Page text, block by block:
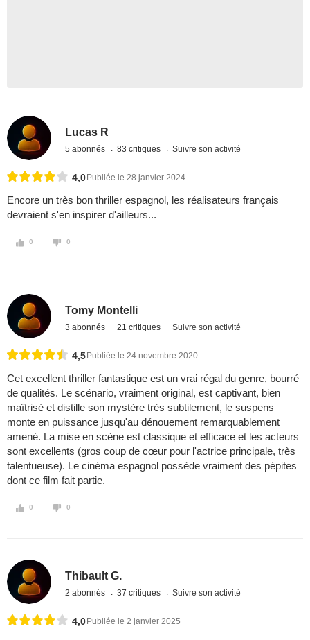
Lucas R
5 abonnés 83 critiques Suivre son activité
4,0 Publiée le 28 janvier 2024
Encore un très bon thriller espagnol, les réalisateurs français
devraient s'en inspirer d'ailleurs...
0 0
Tomy Montelli
3 abonnés 21 critiques Suivre son activité
4,5 Publiée le 24 novembre 2020
Cet excellent thriller fantastique est un vrai régal du genre, bourré
de qualités. Le scénario, vraiment original, est captivant, bien
maîtrisé et distille son mystère très subtilement, le suspens
monte en puissance jusqu'au dénouement remarquablement
amené. La mise en scène est classique et efficace et les acteurs
sont excellents (gros coup de cœur pour l'actrice principale, très
talentueuse). Le cinéma espagnol possède vraiment des pépites
dont ce film fait partie.
0 0
Thibault G.
2 abonnés 37 critiques Suivre son activité
4,0 Publiée le 2 janvier 2025